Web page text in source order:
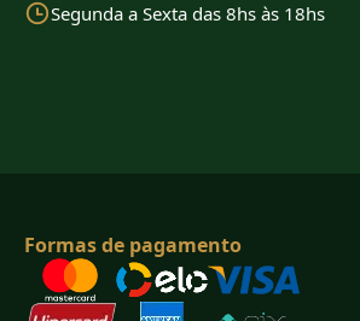
Segunda a Sexta das 8hs às 18hs
Formas de pagamento